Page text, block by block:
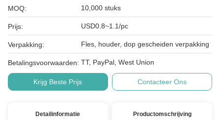
MOQ: 10,000 stuks
Prijs: USD0.8~1.1/pc
Verpakking: Fles, houder, dop gescheiden verpakking
Betalingsvoorwaarden: TT, PayPal, West Union
Krijg Beste Prijs Contacteer Ons
Detailinformatie Productomschrijving